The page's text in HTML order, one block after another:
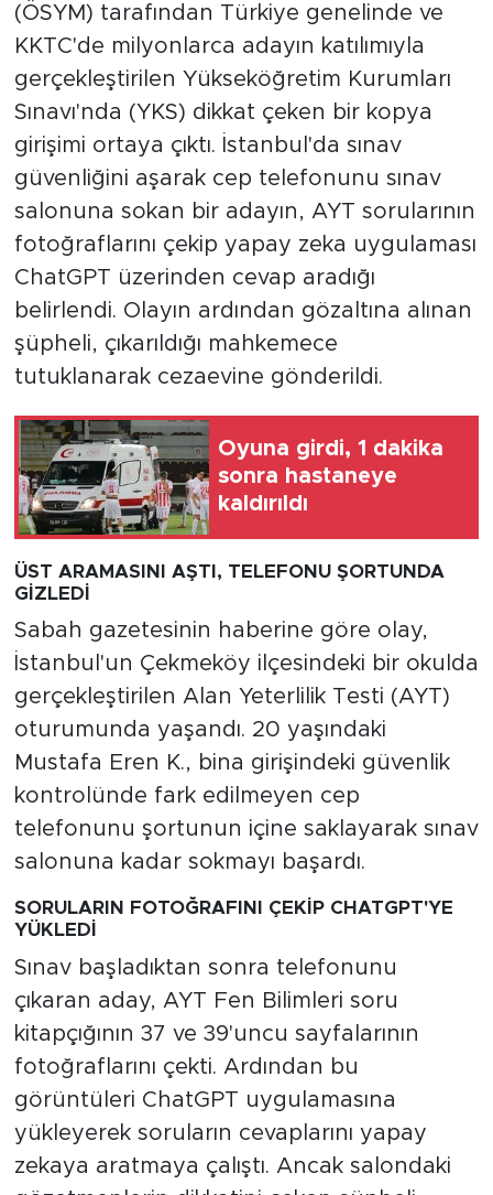
(ÖSYM) tarafından Türkiye genelinde ve
KKTC'de milyonlarca adayın katılımıyla
gerçekleştirilen Yükseköğretim Kurumları
Sınavı'nda (YKS) dikkat çeken bir kopya
girişimi ortaya çıktı. İstanbul'da sınav
güvenliğini aşarak cep telefonunu sınav
salonuna sokan bir adayın, AYT sorularının
fotoğraflarını çekip yapay zeka uygulaması
ChatGPT üzerinden cevap aradığı
belirlendi. Olayın ardından gözaltına alınan
şüpheli, çıkarıldığı mahkemece
tutuklanarak cezaevine gönderildi.
Oyuna girdi, 1 dakika
sonra hastaneye
kaldırıldı
ÜST ARAMASINI AŞTI, TELEFONU ŞORTUNDA
GİZLEDİ
Sabah gazetesinin haberine göre olay,
İstanbul'un Çekmeköy ilçesindeki bir okulda
gerçekleştirilen Alan Yeterlilik Testi (AYT)
oturumunda yaşandı. 20 yaşındaki
Mustafa Eren K., bina girişindeki güvenlik
kontrolünde fark edilmeyen cep
telefonunu şortunun içine saklayarak sınav
salonuna kadar sokmayı başardı.
SORULARIN FOTOĞRAFINI ÇEKİP CHATGPT'YE
YÜKLEDİ
Sınav başladıktan sonra telefonunu
çıkaran aday, AYT Fen Bilimleri soru
kitapçığının 37 ve 39'uncu sayfalarının
fotoğraflarını çekti. Ardından bu
görüntüleri ChatGPT uygulamasına
yükleyerek soruların cevaplarını yapay
zekaya aratmaya çalıştı. Ancak salondaki